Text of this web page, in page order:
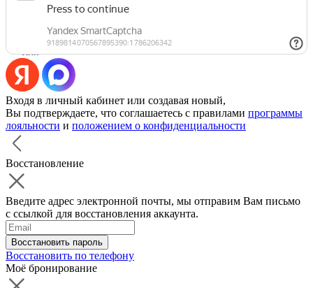
Запросить код
Уже есть аккаунт?Войти
Или
Входя в личный кабинет или создавая новый,
Вы подтверждаете, что соглашаетесь с правилами программы
лояльности и положением о конфиденциальности
Восстановление
Введите адрес электронной почты, мы отправим Вам письмо
с ссылкой для восстановления аккаунта.
Восстановить пароль
Восстановить по телефону
Моё бронирование